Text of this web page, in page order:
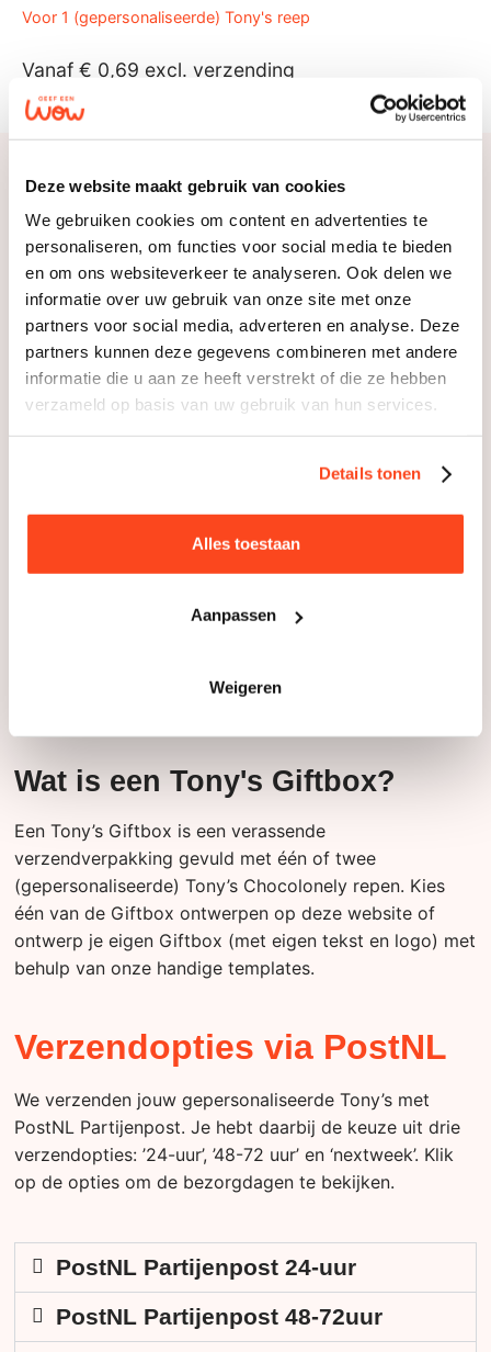
Deze website maakt gebruik van cookies
We gebruiken cookies om content en advertenties te
personaliseren, om functies voor social media te bieden
en om ons websiteverkeer te analyseren. Ook delen we
informatie over uw gebruik van onze site met onze
partners voor social media, adverteren en analyse. Deze
partners kunnen deze gegevens combineren met andere
informatie die u aan ze heeft verstrekt of die ze hebben
verzameld op basis van uw gebruik van hun services.
Details tonen
Alles toestaan
Aanpassen
Weigeren
Voor 1 (gepersonaliseerde) Tony's reep
Vanaf € 0,69 excl. verzending
Gepersonaliseerde Tony's
repen bezorgen op de
deurmat
Verstuur de door jouw gepersonaliseerde repen van
Tony’s Chocolonely in een verzendverpakking van Geef
een Wow. Kies je verzendmethode, geef de adressen
door en wij zorgen ervoor dat je Tony’s reep in een
luchtkussenenvelop of luxe Giftbox bij de ontvanger
op de deurmat valt!
Verzenden in een
bubbelenvelop
ideaal als verzendverpakking voor jouw Tony’s
een laagje bubbeltjesplastic. Zo wordt jouw
Wat is een Tony's Giftbox?
Een Tony’s Giftbox is een verassende
verzendverpakking gevuld met één of twee
(gepersonaliseerde) Tony’s Chocolonely repen. Kies
één van de Giftbox ontwerpen op deze website of
ontwerp je eigen Giftbox (met eigen tekst en logo) met
behulp van onze handige templates.
Verzendopties via PostNL
We verzenden jouw gepersonaliseerde Tony’s met
PostNL Partijenpost. Je hebt daarbij de keuze uit drie
verzendopties: ’24-uur’, ’48-72 uur’ en ‘nextweek’. Klik
op de opties om de bezorgdagen te bekijken.
PostNL Partijenpost 24-uur
PostNL Partijenpost 48-72uur